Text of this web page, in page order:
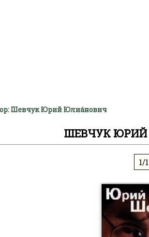
Шевчук Юрий Юлиа́нович
ШЕВЧУК
1/1